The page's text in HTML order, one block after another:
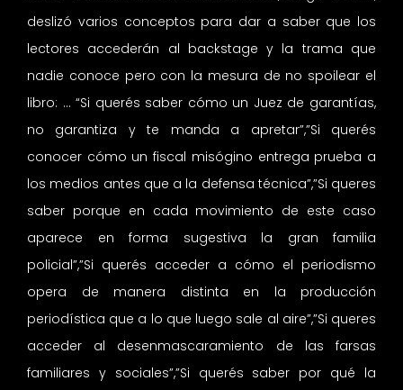
deslizó varios conceptos para dar a saber que los
lectores accederán al backstage y la trama que
nadie conoce pero con la mesura de no spoilear el
libro: … “Si querés saber cómo un Juez de garantías,
no garantiza y te manda a apretar”,”Si querés
conocer cómo un fiscal misógino entrega prueba a
los medios antes que a la defensa técnica”,”Si queres
saber porque en cada movimiento de este caso
aparece en forma sugestiva la gran familia
policial”,”Si querés acceder a cómo el periodismo
opera de manera distinta en la producción
periodística que a lo que luego sale al aire”,”Si queres
acceder al desenmascaramiento de las farsas
familiares y sociales”,”Si querés saber por qué la